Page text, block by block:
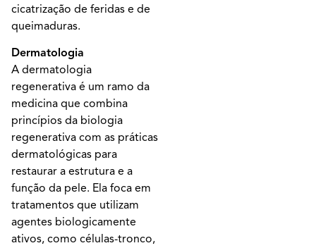
cicatrização de feridas e de
queimaduras.
Dermatologia
A dermatologia
regenerativa é um ramo da
medicina que combina
princípios da biologia
regenerativa com as práticas
dermatológicas para
restaurar a estrutura e a
função da pele. Ela foca em
tratamentos que utilizam
agentes biologicamente
ativos, como células-tronco,